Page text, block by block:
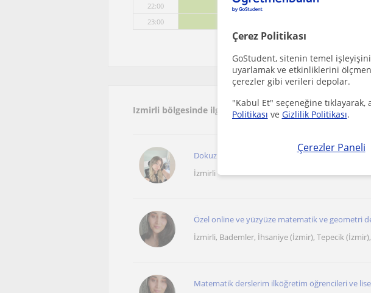
Çerez Politikası
GoStudent, sitenin temel
uyarlamak ve etkinliklerini
çerezler gibi verileri depolar.
"Kabul Et" seçeneğine
Politikası ve Gizlilik Politikası.
Çerezler Paneli
22:00
23:00
Izmirli bölgesinde ilginizi çekebilecek diğer Matematik
Dokuz Eylül Üniversitesi Çevre Mühendisliği
İzmirli
Özel online ve yüzyüze matematik ve geometri
İzmirli, Bademler, İhsaniye (İzmir), Tepecik
Matematik derslerim ilköğretim öğrencileri ve